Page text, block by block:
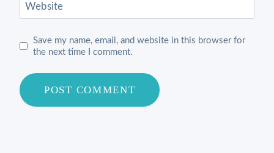
Website
Save my name, email, and website in this browser for
the next time I comment.